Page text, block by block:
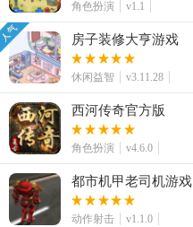
角色扮演 v1.1
房子装修大亨游戏
休闲益智 v3.11.28
西河传奇官方版
角色扮演 v4.6.0
都市机甲老司机游戏
动作射击 v1.1.0